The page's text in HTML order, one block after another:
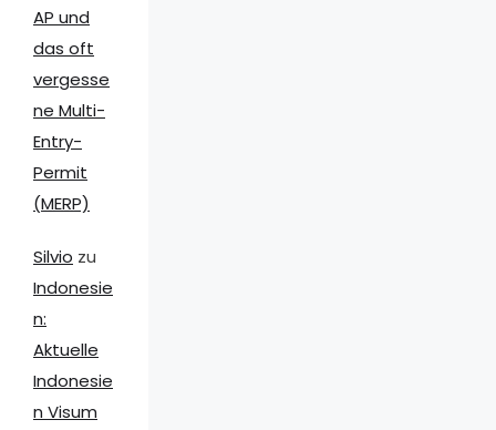
AP und
das oft
vergesse
ne Multi-
Entry-
Permit
(MERP)
Silvio zu
Indonesie
n:
Aktuelle
Indonesie
n Visum